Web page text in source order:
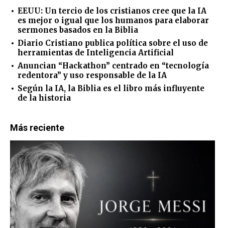
EEUU: Un tercio de los cristianos cree que la IA
es mejor o igual que los humanos para elaborar
sermones basados en la Biblia
Diario Cristiano publica política sobre el uso de
herramientas de Inteligencia Artificial
Anuncian “Hackathon” centrado en “tecnología
redentora” y uso responsable de la IA
Según la IA, la Biblia es el libro más influyente
de la historia
Más reciente